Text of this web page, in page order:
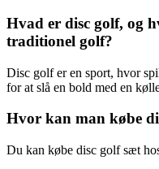
Hvad er disc golf, og
traditionel golf?
Disc golf er en sport, hvor
for at slå en bold med en
Hvor kan man købe
Du kan købe disc golf sæt